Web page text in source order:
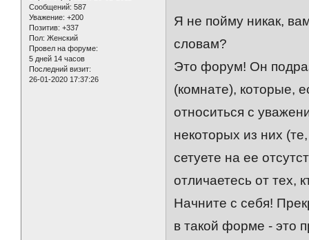
Сообщений: 587
Уважение: +200
Позитив: +337
Пол: Женский
Провел на форуме:
5 дней 14 часов
Последний визит:
26-01-2020 17:37:26
Я не пойму никак,
словам?
Это форум! Он
(комнате), которые,
относиться с
некоторых из них
сетуете на ее
отличаетесь от тех,
Начните с себя!
в такой форме - это